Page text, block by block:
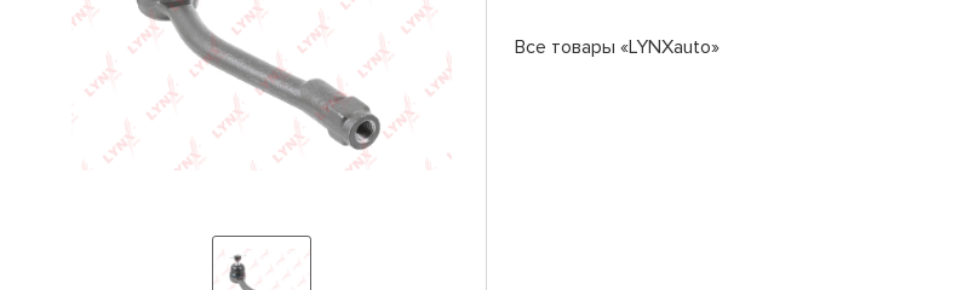
Все товары «LYNXauto»